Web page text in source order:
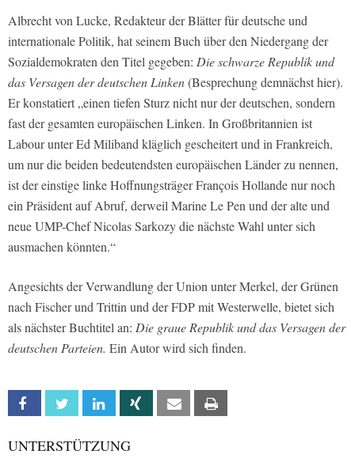
Albrecht von Lucke, Redakteur der Blätter für deutsche und
internationale Politik, hat seinem Buch über den Niedergang der
Sozialdemokraten den Titel gegeben: Die schwarze Republik und
das Versagen der deutschen Linken(Besprechung demnächst hier).
Er konstatiert „einen tiefen Sturz nicht nur der deutschen, sondern
fast der gesamten europäischen Linken. In Großbritannien ist
Labour unter Ed Miliband kläglich gescheitert und in Frankreich,
um nur die beiden bedeutendsten europäischen Länder zu nennen,
ist der einstige linke Hoffnungsträger François Hollande nur noch
ein Präsident auf Abruf, derweil Marine Le Pen und der alte und
neue UMP-Chef Nicolas Sarkozy die nächste Wahl unter sich
ausmachen könnten.“
Angesichts der Verwandlung der Union unter Merkel, der Grünen
nach Fischer und Trittin und der FDP mit Westerwelle, bietet sich
als nächster Buchtitel an: Die graue Republik und das Versagen der
deutschen Parteien. Ein Autor wird sich finden.
Facebook Twitter Linkedin Xing Email
UNTERSTÜTZUNG